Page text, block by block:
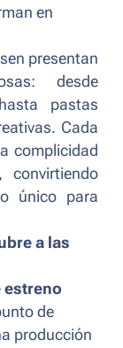
en
presentan
desde
pastas
Cada
complicidad
único para
a las
estreno
de
producción